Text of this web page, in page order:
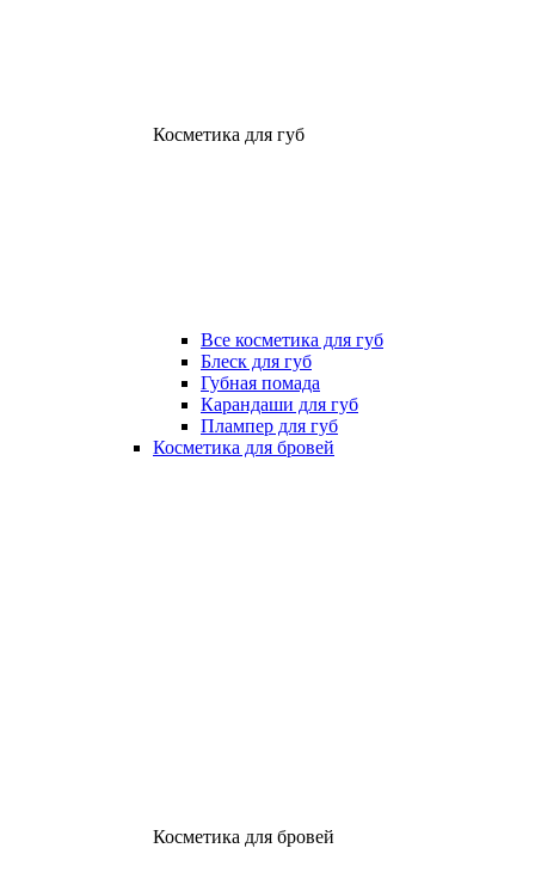
Косметика для губ
Все косметика для губ
Блеск для губ
Губная помада
Карандаши для губ
Плампер для губ
Косметика для бровей
Косметика для бровей